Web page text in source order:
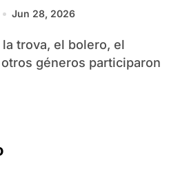
Jun 28, 2026
géneros participaron